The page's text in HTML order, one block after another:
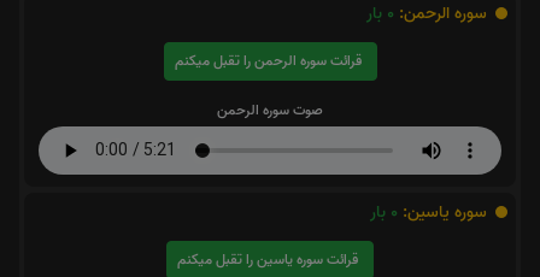
سوره الرحمن: 0 بار
قرائت سوره الرحمن را تقبل میکنم
صوت سوره الرحمن
سوره یاسین: 0 بار
قرائت سوره یاسین را تقبل میکنم